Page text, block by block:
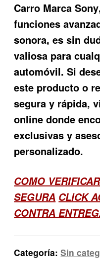
Carro Marca Sony
funciones
sonora, es sin
valiosa para
automóvil. Si
este producto o
segura y rápida,
online donde
exclusivas y
personalizado.
COMO
SEGURA CLICK
CONTRA
Categoría:Sin